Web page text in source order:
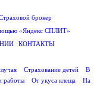
брокер
«Яндекс СПЛИТ»
КОНТАКТЫ
Страхование детей
В
работы От укуса клеща
На